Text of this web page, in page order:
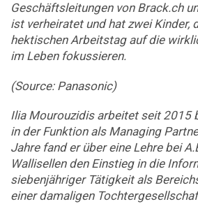
Geschäftsleitungen von Brack.ch
ist verheiratet und hat zwei Kinder,
hektischen Arbeitstag auf die
im Leben fokussieren.
(Source: Panasonic)
Ilia Mourouzidis arbeitet seit 2015
in der Funktion als Managing
Jahre fand er über eine Lehre bei
Wallisellen den Einstieg in die
siebenjähriger Tätigkeit als
einer damaligen